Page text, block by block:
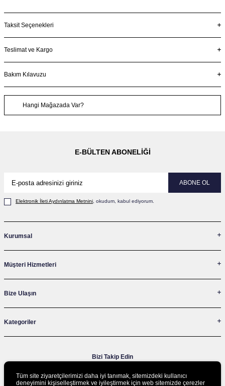
Taksit Seçenekleri
Teslimat ve Kargo
Bakım Kılavuzu
Hangi Mağazada Var?
E-BÜLTEN ABONELIĞI
ABONE OL
Elektronik İleti Aydınlatma Metni‌ni, okudum, kabul ediyorum.
Kurumsal
Müşteri Hizmetleri
Bize Ulaşın
Kategoriler
Bizi Takip Edin
Tüm site ziyaretçilerimizi daha iyi tanımak, sitemizdeki kullanıcı
deneyimini kişiselleştirmek ve iyileştirmek için web sitemizde çerezler